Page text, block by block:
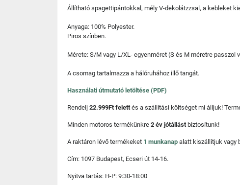
Állítható spagettipántokkal, mély V-dekolátzzsal, a kebleket
Anyaga: 100% Polyester.
Piros színben.
Mérete: S/M vagy L/XL- egyenméret (S és M méretre passzol
A csomag tartalmazza a hálóruhához illő tangát.
Használati útmutató letöltése (PDF)
Rendelj 22.999Ft felettés a szállítási költséget mi álljuk!
Minden motoros termékünkre 2 év jótállást biztosítunk!
A raktáron lévő termékeket 1 munkanap alatt kiszállítjuk vagy
Cím: 1097 Budapest, Ecseri út 14-16.
Nyitva tartás: H-P: 9:30-18:00